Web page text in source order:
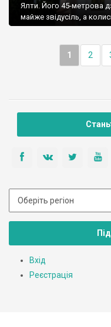
Ялти. Його 45-метрова
майже звідусіль, а
1 2
Вхід
Реєстрація